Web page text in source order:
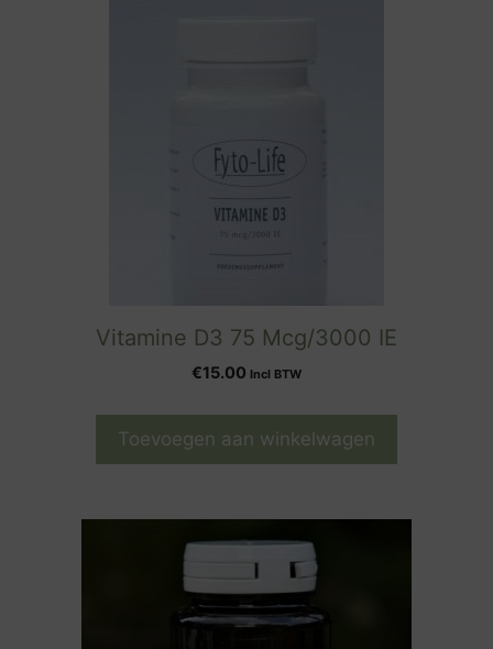
Vitamine D3 75 Mcg/3000 IE
€15.00 Incl BTW
Toevoegen aan winkelwagen